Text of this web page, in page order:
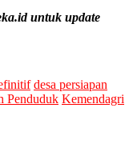
untuk update
desa persiapan
Penduduk Kemendagri